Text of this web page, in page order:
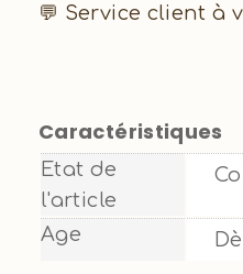
💬 Service client à
Caractéristiques
Etat de
l'article
Age